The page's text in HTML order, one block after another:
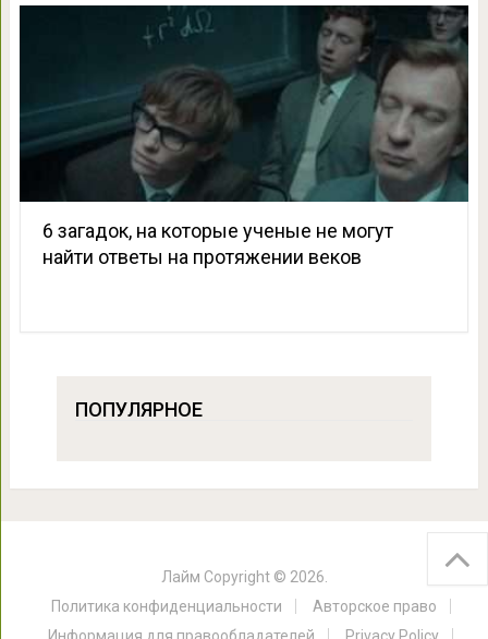
6 загадок, на которые ученые не могут
найти ответы на протяжении веков
ПОПУЛЯРНОЕ
Лайм Copyright © 2026.
Политика конфиденциальности
Авторское право
Информация для правообладателей
Privacy Policy